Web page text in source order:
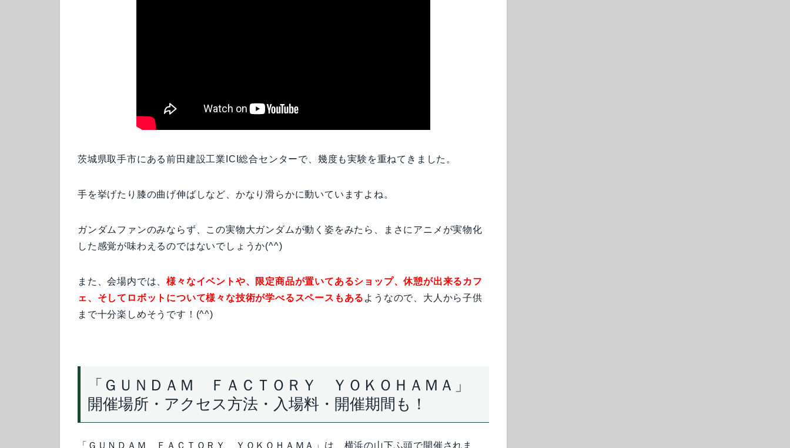
茨城県取手市にある前田建設工業ICI総合センターで、幾度も実験を重ねてきました。
手を挙げたり膝の曲げ伸ばしなど、かなり滑らかに動いていますよね。
ガンダムファンのみならず、この実物大ガンダムが動く姿をみたら、まさにアニメが実物化
した感覚が味わえるのではないでしょうか(^^)
また、会場内では、様々なイベントや、限定商品が置いてあるショップ、休憩が出来るカフ
ェ、そしてロボットについて様々な技術が学べるスペースもある ようなので、大人から子供
まで十分楽しめそうです！(^^)
「ＧＵＮＤＡＭ ＦＡＣＴＯＲＹ ＹＯＫＯＨＡＭＡ」
開催場所・アクセス方法・入場料・開催期間も！
「ＧＵＮＤＡＭ ＦＡＣＴＯＲＹ ＹＯＫＯＨＡＭＡ」は、横浜の山下ふ頭で開催されま